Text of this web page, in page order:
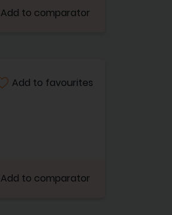
Add to comparator
Add to favourites
Add to comparator